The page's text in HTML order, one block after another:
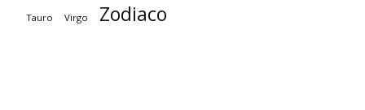
Tauro Virgo Zodiaco